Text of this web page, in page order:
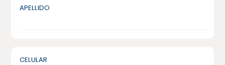
APELLIDO
CELULAR